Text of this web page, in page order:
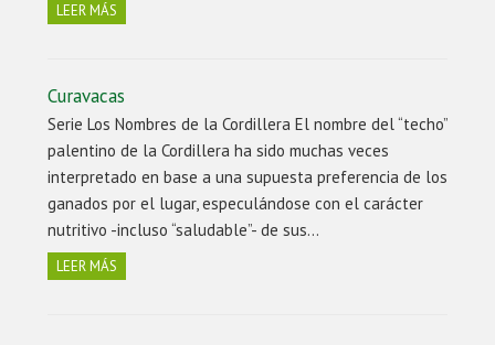
LEER MÁS
Curavacas
Serie Los Nombres de la Cordillera El nombre del “techo”
palentino de la Cordillera ha sido muchas veces
interpretado en base a una supuesta preferencia de los
ganados por el lugar, especulándose con el carácter
nutritivo -incluso “saludable”- de sus…
LEER MÁS